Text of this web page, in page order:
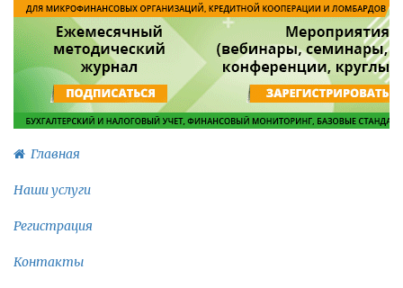
Главная
Наши услуги
Регистрация
Контакты